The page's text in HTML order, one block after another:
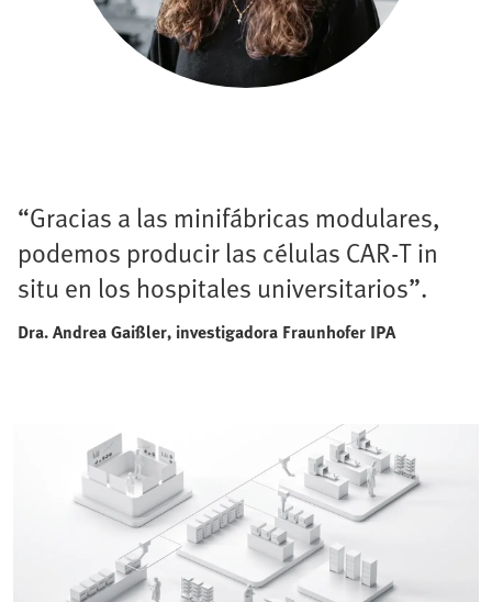
“Gracias a las minifábricas modulares,
podemos producir las células CAR-T in
situ en los hospitales universitarios”.
Dra. Andrea Gaißler, investigadora Fraunhofer IPA